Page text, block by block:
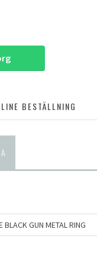
BESTÄLLNING
GUN METAL RING